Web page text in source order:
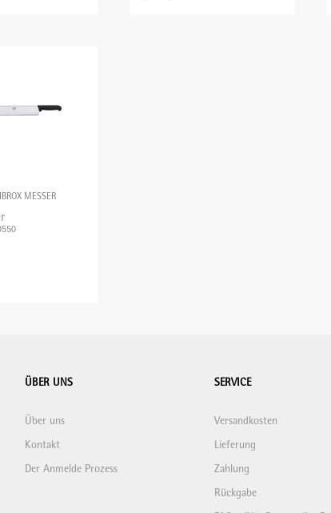
MESSER
ÜBER UNS
Über uns
Kontakt
Der Anmelde Prozess
SERVICE
Versandkosten
Lieferung
Zahlung
Rückgabe